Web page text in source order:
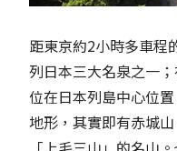
距東京約2小時多車程
列日本三大名泉之一
位在日本列島中心位
地形，其實即有赤城